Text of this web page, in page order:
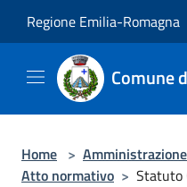
Regione Emilia-Romagna
Comune
Home > Amministrazione
Atto normativo > Statuto